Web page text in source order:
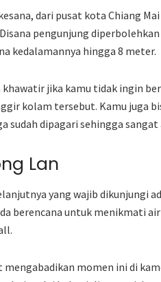
dari pusat kota Chiang
pengunjung
kedalamannya hingga 8 meter.
khawatir jika kamu tidak ingin
kolam tersebut. Kamu juga
sudah dipagari sehingga sangat
Lan
yang wajib dikunjungi
berencana untuk menikmati
mengabadikan momen ini di